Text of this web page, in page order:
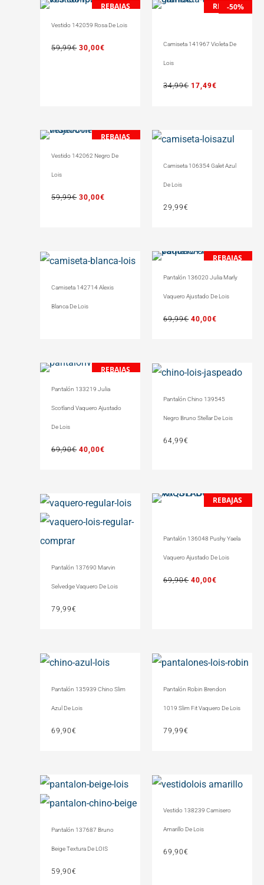
REBAJAS
Vestido 142059 Rosa De Lois
59,99€
El
era:
30,00€
El
REBAJAS
-50%
Camiseta 141967 Violeta De
Lois
34,99€
era:
17,49€
El
es:
REBAJAS
Vestido 142062 Negro De
Lois
59,99€
59,99€.
30,00€
El
Camiseta 106354 Galet Azul
De Lois
29,99€
Camiseta 142714 Alexis
Blanca De Lois
REBAJAS
Pantalón 136020 Julia Marly
Vaquero Ajustado De Lois
69,99€
era:
69,99€.
40,00€
El
es:
REBAJAS
Pantalón 133219 Julia
Scotland Vaquero Ajustado
De Lois
69,90€
era:
40,00€
El
es:
Pantalón Chino 139545
Negro Bruno Stellar De Lois
64,99€
Pantalón 137690 Marvin
Selvedge Vaquero De Lois
79,99€
REBAJAS
Pantalón 136048 Pushy Yaela
Vaquero Ajustado De Lois
69,90€
era:
69,90€.
40,00€
El
es:
40,00€.
Pantalón 135939 Chino Slim
Azul De Lois
69,90€
Pantalón Robin Brendon
1019 Slim Fit Vaquero De Lois
79,99€
Pantalón 137687 Bruno
Beige Textura De LOIS
59,90€
Vestido 138239 Camisero
Amarillo De Lois
69,90€